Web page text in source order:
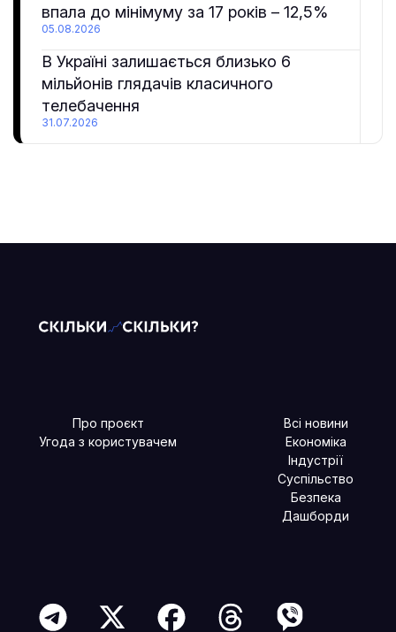
впала до мінімуму за 17 років – 12,5%
05.08.2026
В Україні залишається близько 6
мільйонів глядачів класичного
телебачення
31.07.2026
Про проєкт
Угода з користувачем
Всі новини
Економіка
Індустрії
Суспільство
Безпека
Дашборди
Читайте більше в наших соцмережах